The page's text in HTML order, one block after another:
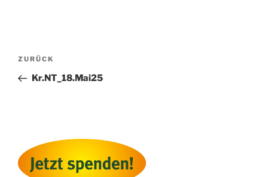
Beitragsnavigation
Vorheriger
Beitrag
ZURÜCK
Kr.NT_18.Mai25